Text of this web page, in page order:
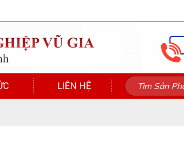
LIÊN HỆ